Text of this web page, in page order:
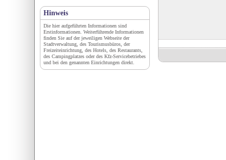
Hinweis
Die hier aufgeführten Informationen sind
Erstinformationen. Weiterführende Informationen
finden Sie auf der jeweiligen Webseite der
Stadtverwaltung, des Tourismusbüros, der
Freizeiteinrichtung, des Hotels, des Restaurants,
des Campingplatzes oder des Kfz-Servicebetriebes
und bei den genannten Einrichtungen direkt.